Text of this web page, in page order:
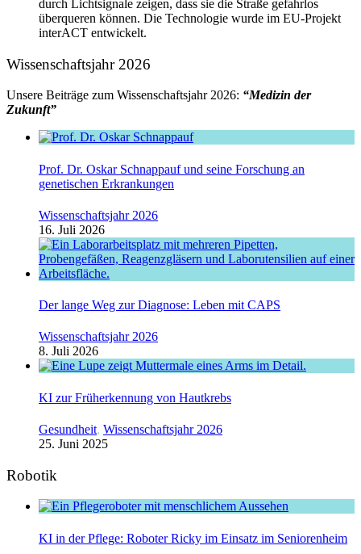
durch Lichtsignale zeigen, dass sie die Straße gefahrlos
überqueren können. Die Technologie wurde im EU-Projekt
interACT entwickelt.
Wissenschaftsjahr 2026
Unsere Beiträge zum Wissenschaftsjahr 2026: “Medizin der
Zukunft”
Prof. Dr. Oskar Schnappauf und seine Forschung an
genetischen Erkrankungen
Wissenschaftsjahr 2026
16. Juli 2026
Der lange Weg zur Diagnose: Leben mit CAPS
Wissenschaftsjahr 2026
8. Juli 2026
KI zur Früherkennung von Hautkrebs
Gesundheit, Wissenschaftsjahr 2026
25. Juni 2025
Robotik
KI in der Pflege: Roboter Ricky im Einsatz im Seniorenheim